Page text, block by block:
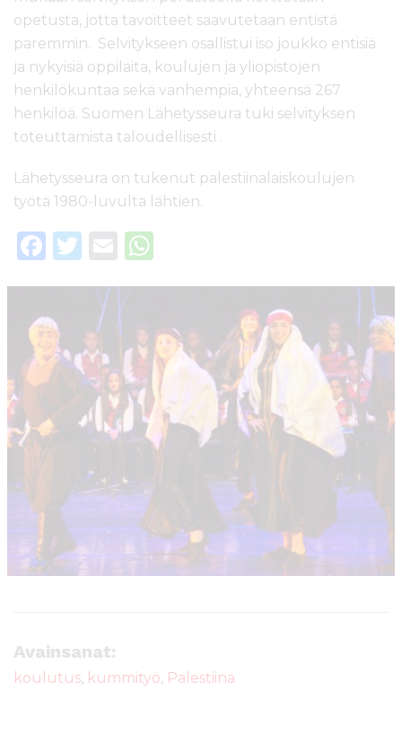
opetusta, jotta tavoitteet saavutetaan entistä
paremmin. Selvitykseen osallistui iso joukko entisiä
ja nykyisiä oppilaita, koulujen ja yliopistojen
henkilökuntaa sekä vanhempia, yhteensä 267
henkilöä. Suomen Lähetysseura tuki selvityksen
toteuttamista taloudellisesti .
Lähetysseura on tukenut palestiinalaiskoulujen
työtä 1980-luvulta lähtien.
F
e
b
o
o
k
T
it
te
r
E
l
ts
A
p
p
Avainsanat:
koulutus, kummityö, Palestiina